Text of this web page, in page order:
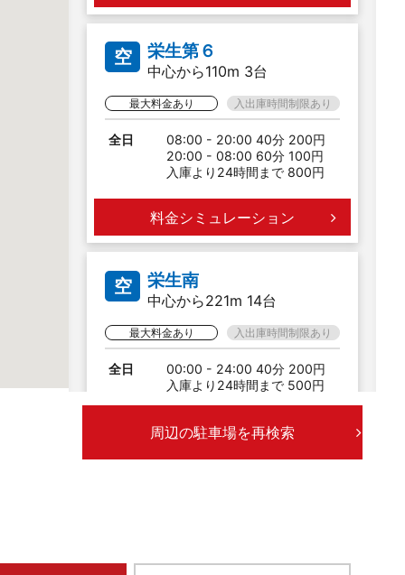
空 栄生第６
中心から110m 3台
最大料金あり 入出庫時間制限あり
全日
08:00 - 20:00 40分 200円
20:00 - 08:00 60分 100円
入庫より24時間まで 800円
料金シミュレーション
空 栄生南
中心から221m 14台
最大料金あり 入出庫時間制限あり
全日
00:00 - 24:00 40分 200円
入庫より24時間まで 500円
料金シミュレーション
周辺の駐車場を再検索